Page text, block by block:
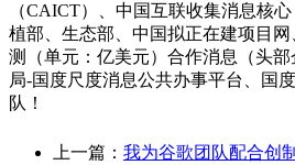
（CAICT）、中国互联收集消息核
植部、生态部、中国拟正在建项目
测（单元：亿美元）合作消息（头
局-国度尺度消息公共办事平台、国
队！
上一篇： 我为谷歌团队配合创